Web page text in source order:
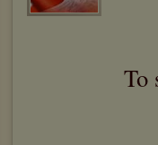
To